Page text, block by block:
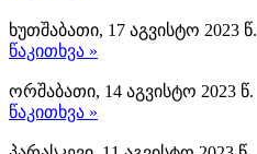
ხუთშაბათი, 17 აგვისტო 2023 წ.
წაკითხვა »
ორშაბათი, 14 აგვისტო 2023 წ.
წაკითხვა »